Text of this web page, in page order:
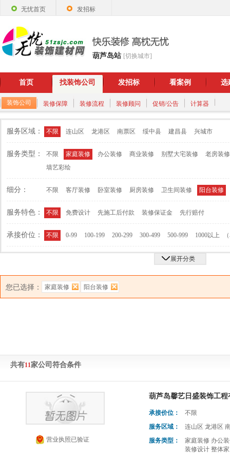
无忧首页 发招标
葫芦岛站 [切换城市]
首页 找装饰公司 发招标 看案例 选
装饰公司 装修保障 装修流程 装修顾问 促销/公告 计算器
服务区域： 不限 连山区 龙港区 南票区 绥中县 建昌县 兴城市
服务类型： 不限 家庭装修 办公装修 商业装修 别墅大宅装修
老房装修
墙艺彩绘
细分： 不限 客厅装修 卧室装修 厨房装修 卫生间装修 阳台装修
服务特色： 不限 免费设计 先施工后付款 装修保证金 先行赔付
承接价位： 不限 0-99 100-199 200-299 300-499 500-999 1000以上
展开分类
您已选择： 家庭装修 阳台装修
共有11家公司符合条件
营业执照已验证
葫芦岛馨艺日盛装饰工程
承接价位：
不限
服务区域：
连山区 龙港区
服务类型：
家庭装修 办公
装修设计 整体